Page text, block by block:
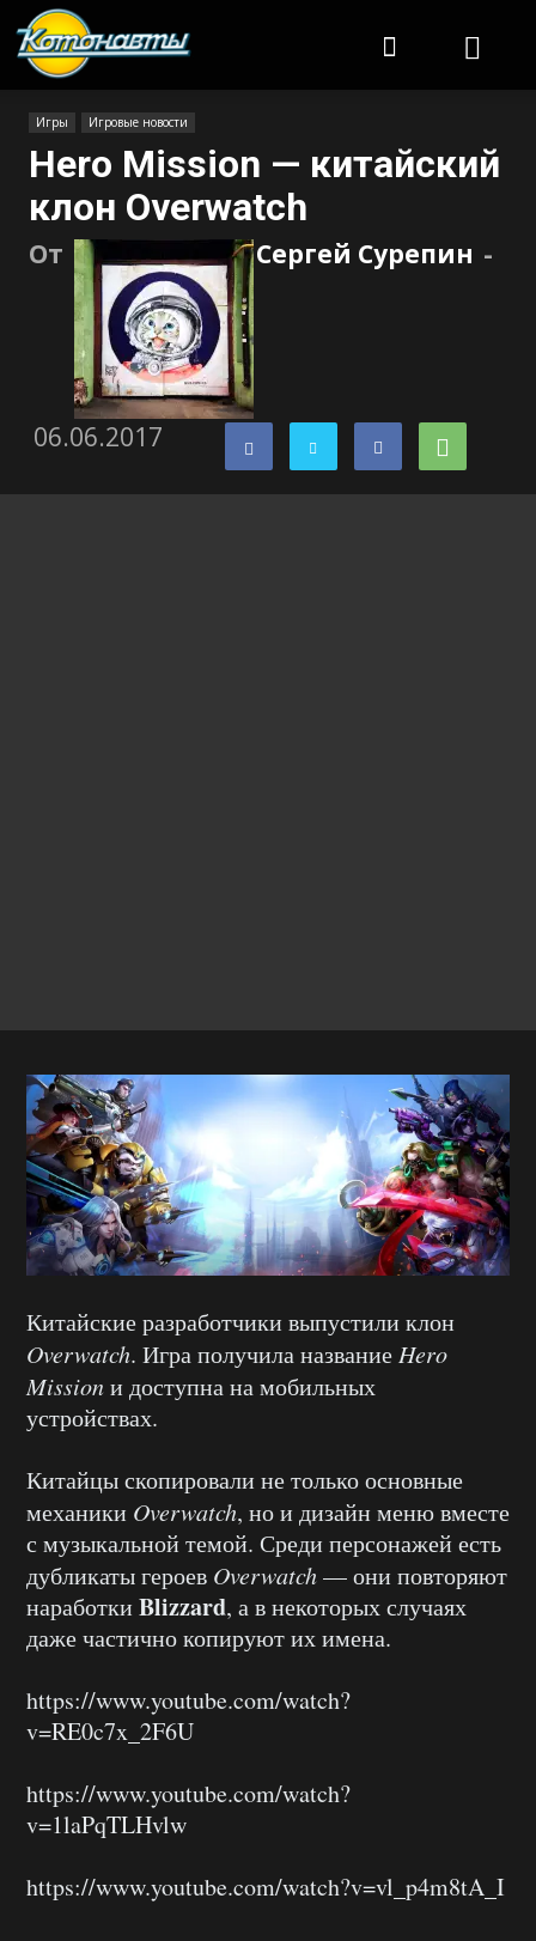
Игры Игровые новости
Hero Mission — китайский
клон Overwatch
От Сергей Сурепин -
06.06.2017
Китайские разработчики выпустили клон
Overwatch. Игра получила название Hero
Missionи доступна на мобильных
устройствах.
Китайцы скопировали не только основные
механики Overwatch, но и дизайн меню вместе
с музыкальной темой. Среди персонажей есть
дубликаты героев Overwatch— они повторяют
наработки Blizzard, а в некоторых случаях
даже частично копируют их имена.
https://www.youtube.com/watch?
v=RE0c7x_2F6U
https://www.youtube.com/watch?
v=1laPqTLHvlw
https://www.youtube.com/watch?v=vl_p4m8tA_I